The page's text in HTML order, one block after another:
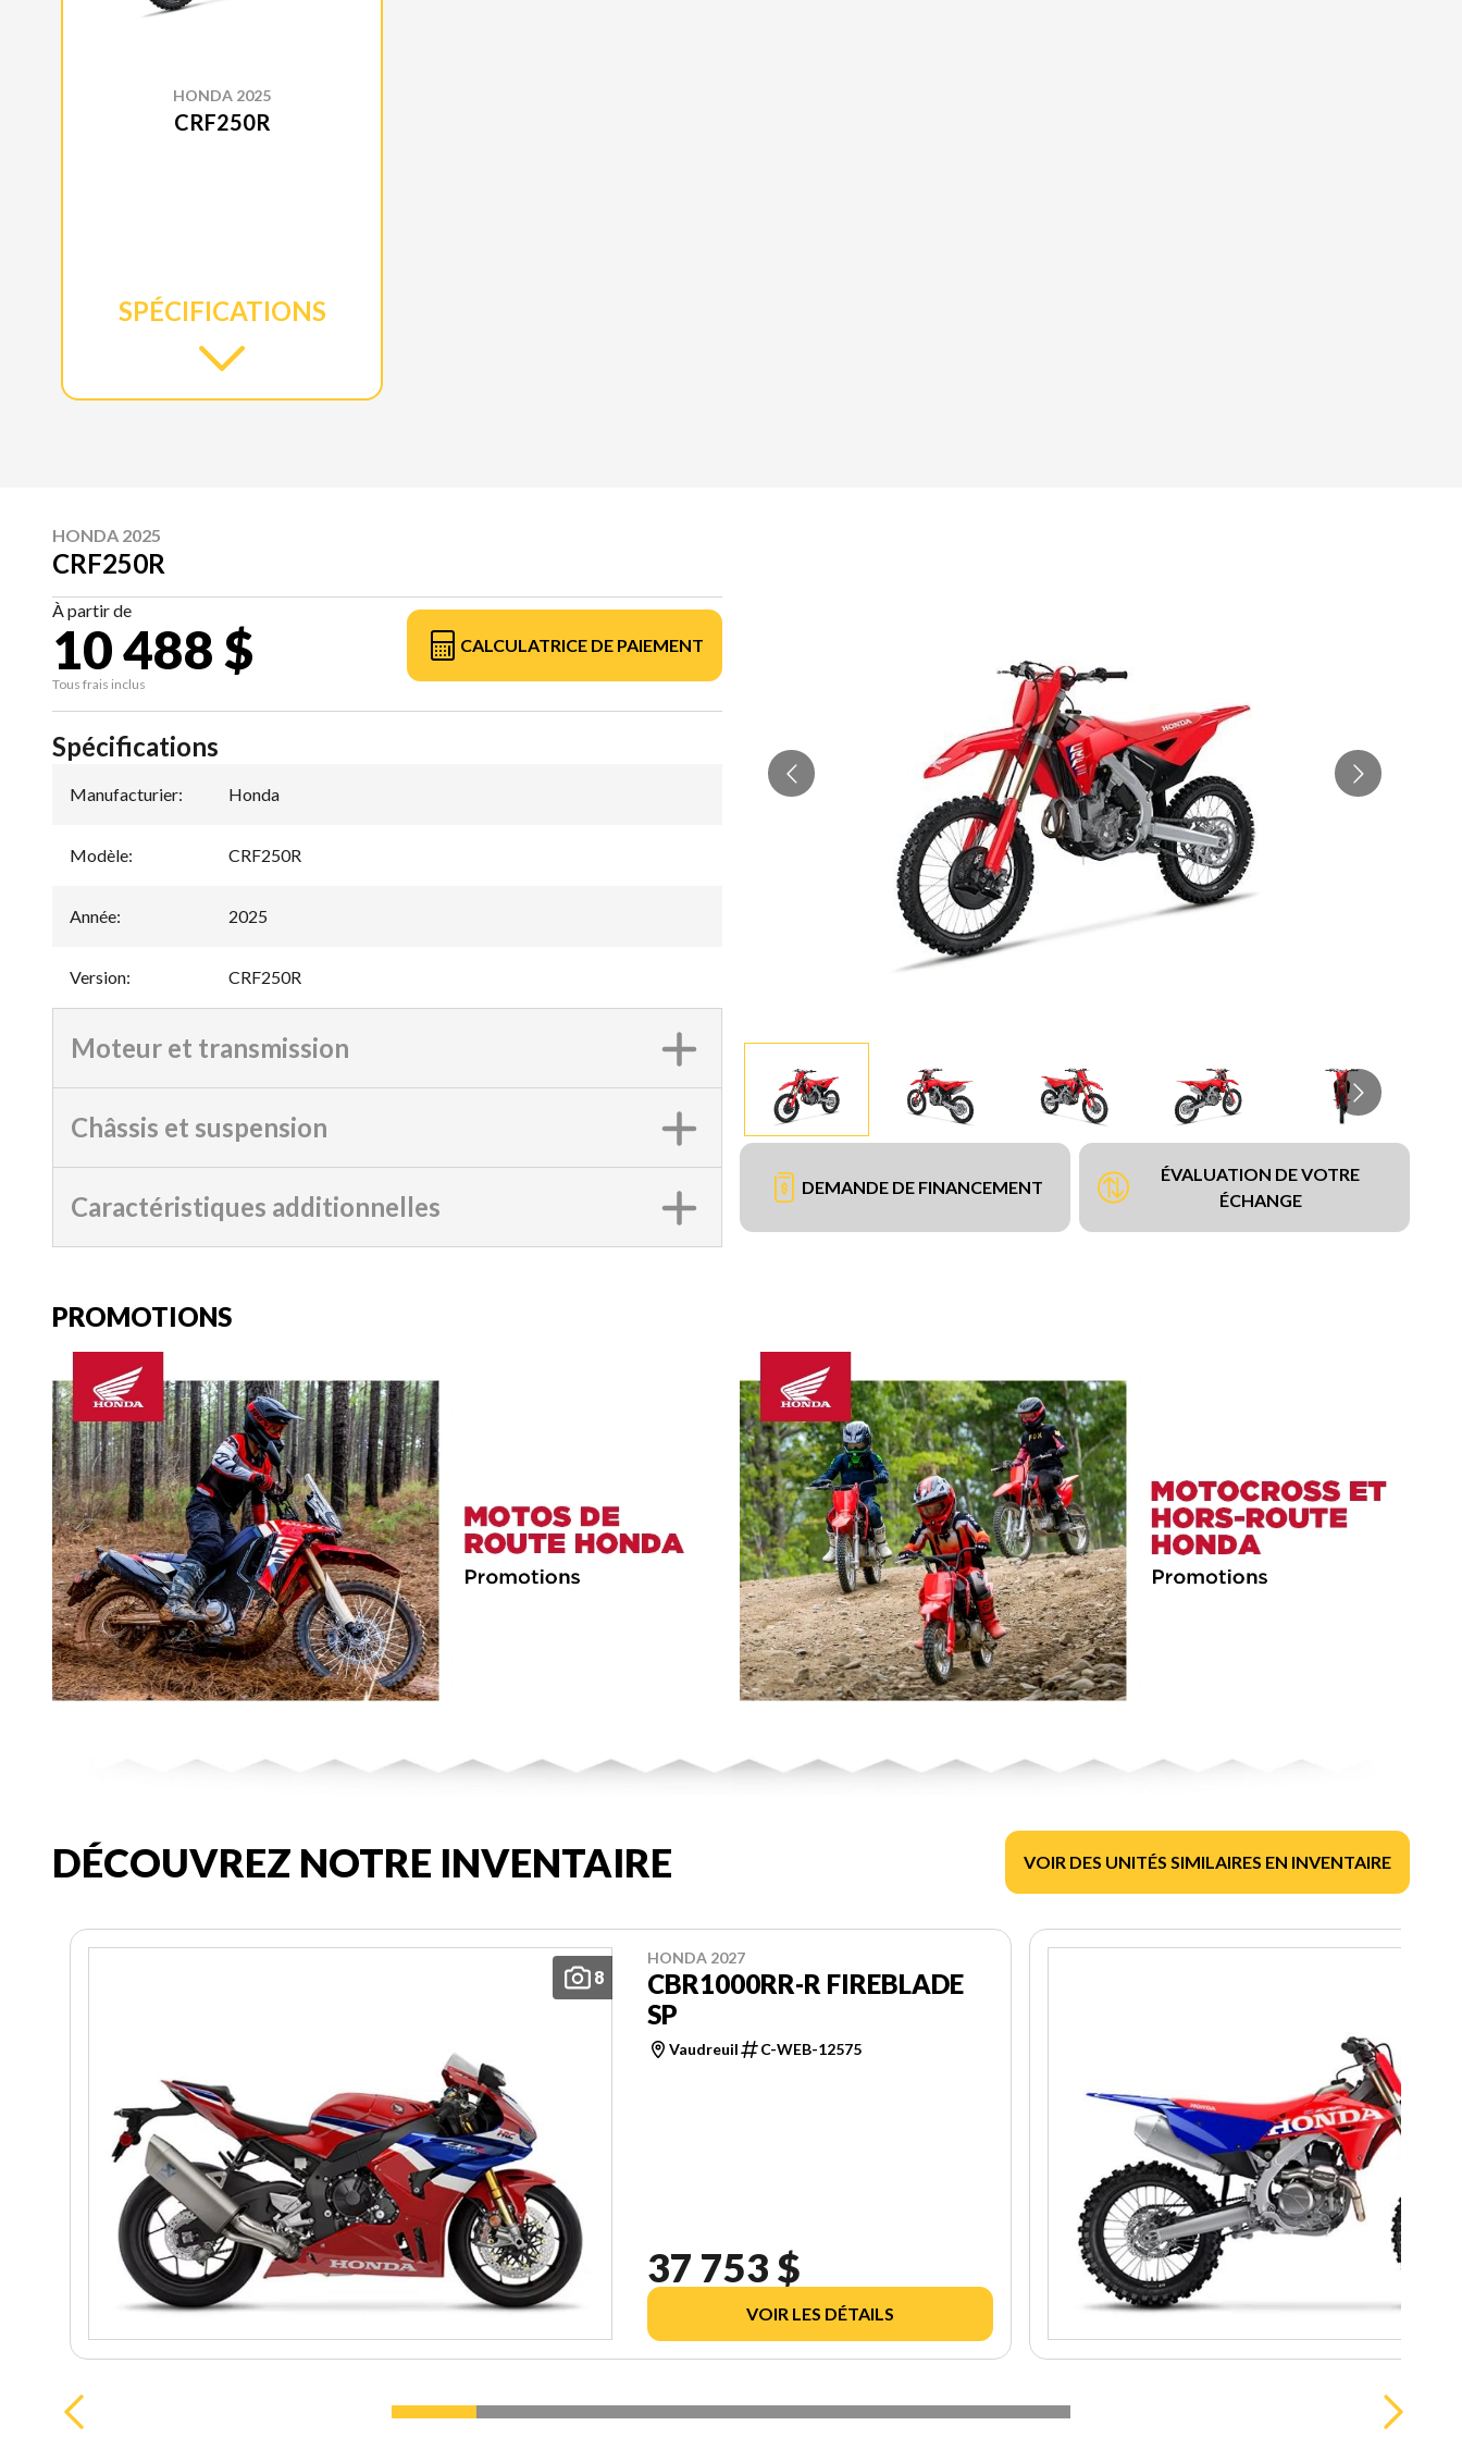
HONDA 2025
CRF250R
SPÉCIFICATIONS
HONDA 2025
CRF250R
À partir de
10 488 $
Tous frais inclus
CALCULATRICE DE PAIEMENT
DEMANDE DE FINANCEMENT
ÉVALUATION DE VOTRE
ÉCHANGE
Spécifications
Manufacturier: Honda
Modèle: CRF250R
Année: 2025
Version: CRF250R
Moteur et transmission
Châssis et suspension
Caractéristiques additionnelles
PROMOTIONS
DÉCOUVREZ NOTRE INVENTAIRE VOIR DES UNITÉS SIMILAIRES EN INVENTAIRE
8
HONDA 2027
CBR1000RR-R FIREBLADE
SP
Vaudreuil C-WEB-12575
37 753 $
VOIR LES DÉTAILS